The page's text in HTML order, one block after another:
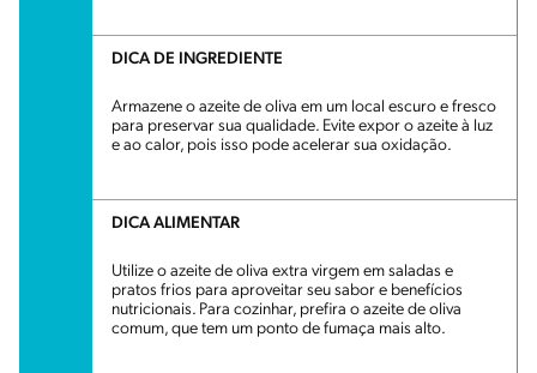
DICA DE INGREDIENTE
Armazene o azeite de oliva em um local escuro e fresco
para preservar sua qualidade. Evite expor o azeite à luz
e ao calor, pois isso pode acelerar sua oxidação.
DICA ALIMENTAR
Utilize o azeite de oliva extra virgem em saladas e
pratos frios para aproveitar seu sabor e benefícios
nutricionais. Para cozinhar, prefira o azeite de oliva
comum, que tem um ponto de fumaça mais alto.